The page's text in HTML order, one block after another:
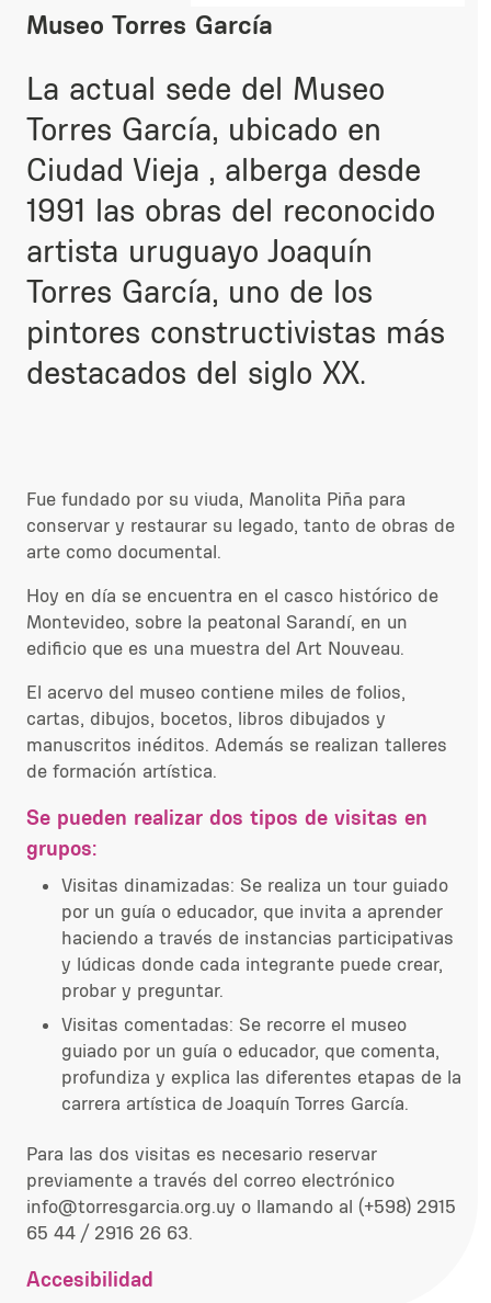
Museo Torres García
La actual sede del Museo
Torres García, ubicado en
Ciudad Vieja , alberga desde
1991 las obras del reconocido
artista uruguayo Joaquín
Torres García, uno de los
pintores constructivistas más
destacados del siglo XX.
Fue fundado por su viuda, Manolita Piña para
conservar y restaurar su legado, tanto de obras de
arte como documental.
Hoy en día se encuentra en el casco histórico de
Montevideo, sobre la peatonal Sarandí, en un
edificio que es una muestra del Art Nouveau.
El acervo del museo contiene miles de folios,
cartas, dibujos, bocetos, libros dibujados y
manuscritos inéditos. Además se realizan talleres
de formación artística.
Se pueden realizar dos tipos de visitas en
grupos:
Visitas dinamizadas: Se realiza un tour guiado
por un guía o educador, que invita a aprender
haciendo a través de instancias participativas
y lúdicas donde cada integrante puede crear,
probar y preguntar.
Visitas comentadas: Se recorre el museo
guiado por un guía o educador, que comenta,
profundiza y explica las diferentes etapas de la
carrera artística de Joaquín Torres García.
Para las dos visitas es necesario reservar
previamente a través del correo electrónico
info@torresgarcia.org.uy o llamando al (+598) 2915
65 44 / 2916 26 63.
Accesibilidad